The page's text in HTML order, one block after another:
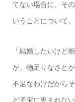
てない場合に、そ
いうことについて。
「結婚したいけど
か、物足りなさと
不足なわけだから
ど子宝に恵まれな